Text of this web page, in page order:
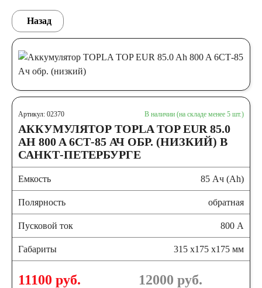
Назад
Артикул: 02370 В наличии (на складе менее 5 шт.)
АККУМУЛЯТОР TOPLA TOP EUR 85.0
AH 800 A 6СТ-85 АЧ ОБР. (НИЗКИЙ) В
САНКТ-ПЕТЕРБУРГЕ
Емкость 85 Ач (Ah)
Полярность обратная
Пусковой ток 800 А
Габариты 315 x175 x175 мм
11100 руб. 12000 руб.